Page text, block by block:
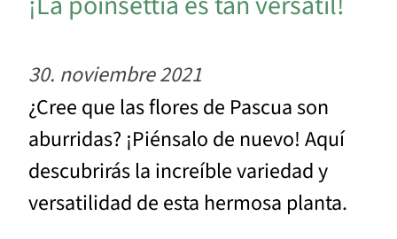
30. noviembre 2021
¿Cree que las flores de Pascua son
aburridas? ¡Piénsalo de nuevo! Aquí
descubrirás la increíble variedad y
versatilidad de esta hermosa planta.